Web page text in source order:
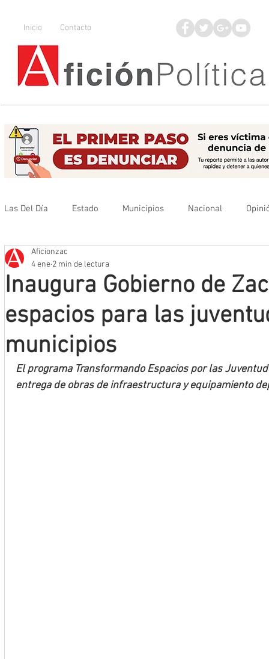
Inicio Contacto
Las Del Día Estado Municipios Nacional
Que no se olvide
Mineros LNBP
Inaugura Gobierno de
espacios para las
municipios
Aficionzac
4 ene 2 min de lectura
El programa Transformando Espacios por las
entrega de obras de infraestructura y equipamiento